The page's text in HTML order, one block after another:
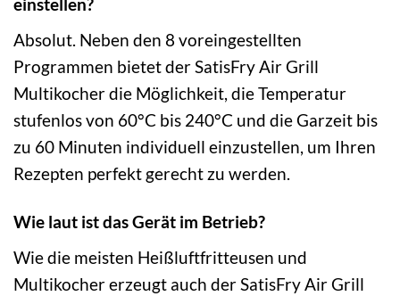
Absolut. Neben den 8 voreingestellten
Programmen bietet der SatisFry Air Grill
Multikocher die Möglichkeit, die Temperatur
stufenlos von 60°C bis 240°C und die Garzeit bis
zu 60 Minuten individuell einzustellen, um Ihren
Rezepten perfekt gerecht zu werden.
Wie laut ist das Gerät im Betrieb?
Wie die meisten Heißluftfritteusen und
Multikocher erzeugt auch der SatisFry Air Grill